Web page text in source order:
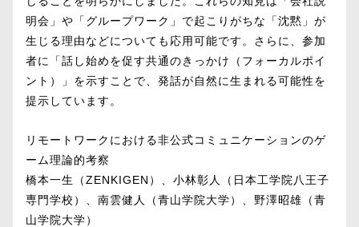
明会」や「グループワーク」で起こりがちな「沈黙」が
生じる理由などについても応用可能です。さらに、参加
者に「話し始めを促す共通のきっかけ（フォーカルポイ
ント）」を示すことで、発話が自然に生まれる可能性を
提示しています。
リモートワークにおける非公式コミュニケーションのゲ
ーム理論的考察
橋本一生（ZENKIGEN）、小林彰人（日本工学院八王子
専門学校）、南雲健人（青山学院大学）、野澤昭雄（青
山学院大学）